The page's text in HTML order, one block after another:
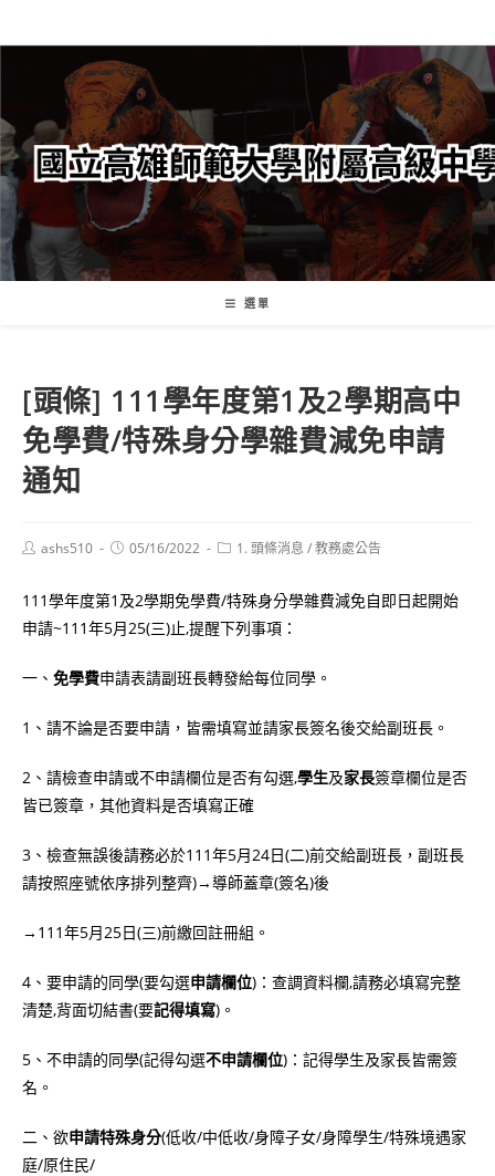
轉
要
內
容
選單
[頭條] 111學年度第1及2學期高中
免學費/特殊身分學雜費減免申請
通知
Postashs510
Post05/16/2022
Post1. 頭條消息 /教務處公告
111學年度第1及2學期免學費/特殊身分學雜費減免自即日起開始
申請~111年5月25(三)止,提醒下列事項：
一、 免學費申請表請副班長轉發給每位同學。
1、請不論是否要申請，皆需填寫並請家長簽名後交給副班長。
2、請檢查申請或不申請欄位是否有勾選,學生及家長簽章欄位是否
皆已簽章，其他資料是否填寫正確
3、檢查無誤後請務必於111年5月24日(二)前交給副班長，副班長
請按照座號依序排列整齊)→導師蓋章(簽名)後
→111年5月25日(三)前繳回註冊組。
4、要申請的同學(要勾選申請欄位)：查調資料欄,請務必填寫完整
清楚,背面切結書(要記得填寫)。
5、不申請的同學(記得勾選不申請欄位)：記得學生及家長皆需簽
名。
二、欲申請特殊身分(低收/中低收/身障子女/身障學生/特殊境遇家
庭/原住民/